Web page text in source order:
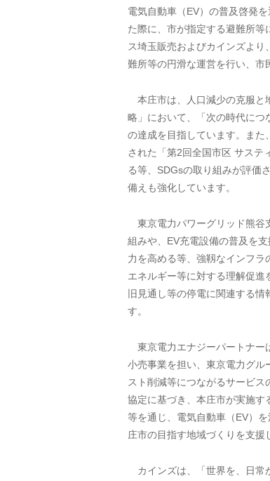
電気自動車（EV）の普及啓発
た際に、市が指定する避難所
ス埼玉販売およびカインズよ
難所等の円滑な運営を行い、市
本庄市は、人口減少の克服と
略」において、「次の時代に
の達成を目指しています。ま
された「第2回全国市区 サステ
る等、SDGsの取り組みが評価
備えも強化しています。
東京電力パワーグリッド熊谷
組みや、EV充電設備の普及を
力を高める等、強靱なインフ
エネルギー等に対する理解促
旧見通し等の停電に関連する
す。
東京電力エナジーパートナー
小売事業を担い、東京電力グル
スト削減等につながるサービ
協定に基づき、本庄市が実施す
等を通じ、電気自動車（EV）
庄市の目指す地域づくりを支援
カインズは、「世界を、日常